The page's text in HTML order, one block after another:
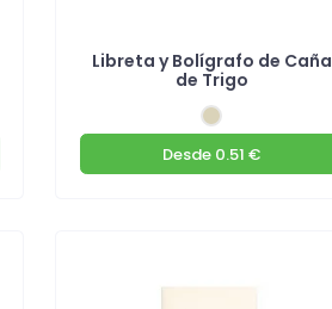
Libreta y Bolígrafo de Caña
de Trigo
Desde 0.51 €